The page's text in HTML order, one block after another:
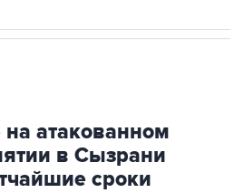
атакованном
в Сызрани
сроки